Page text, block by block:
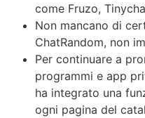
come Fruzo,
Non mancano di
ChatRandom, non
Per continuare a
programmi e app
ha integrato una
ogni pagina del